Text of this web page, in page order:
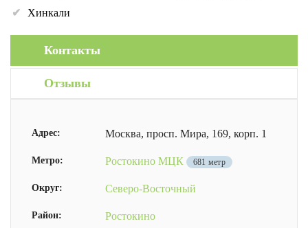
Хинкали
Контакты
Отзывы
Адрес: Москва, просп. Мира, 169, корп. 1
Метро: Ростокино МЦК 681 метр
Округ: Северо-Восточный
Район: Ростокино